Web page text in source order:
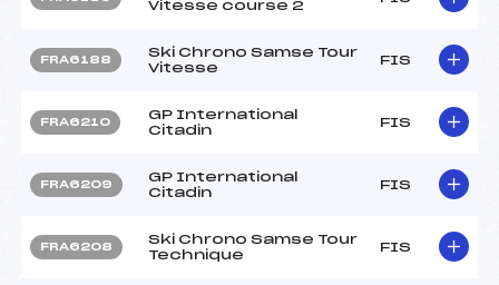
Vitesse course 2
FRA6188
Ski Chrono Samse Tour
Vitesse
FIS
FRA6210
GP International
Citadin
FIS
FRA6209
GP International
Citadin
FIS
FRA6208
Ski Chrono Samse Tour
Technique
FIS